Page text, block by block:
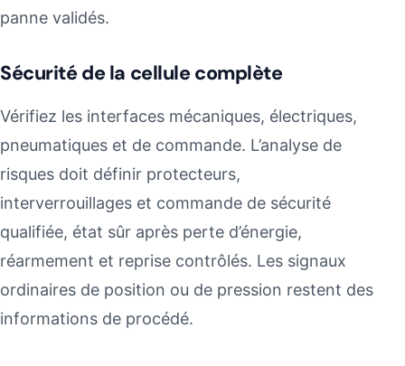
panne validés.
Sécurité de la cellule complète
Vérifiez les interfaces mécaniques, électriques,
pneumatiques et de commande. L’analyse de
risques doit définir protecteurs,
interverrouillages et commande de sécurité
qualifiée, état sûr après perte d’énergie,
réarmement et reprise contrôlés. Les signaux
ordinaires de position ou de pression restent des
informations de procédé.